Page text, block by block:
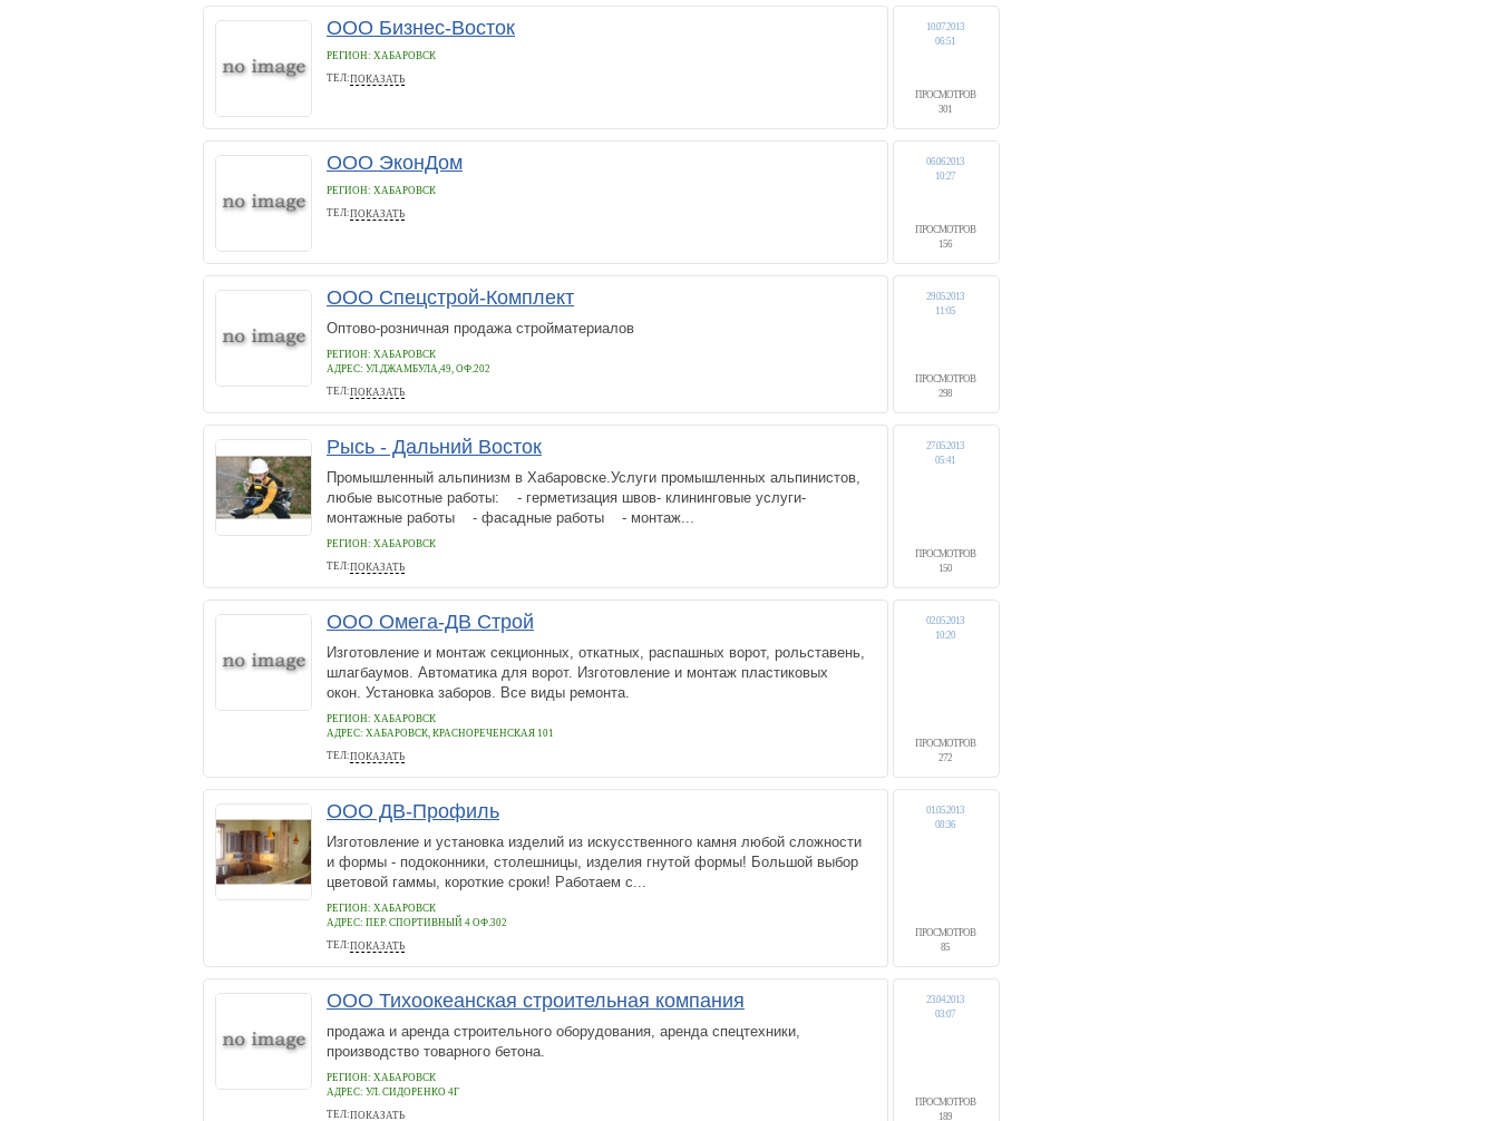
ООО Бизнес-Восток
РЕГИОН: ХАБАРОВСК
ТЕЛ:ПОКАЗАТЬ
646546465134
ПРОСМОТРОВ
301
10.07.2013
06:51
ООО ЭконДом
РЕГИОН: ХАБАРОВСК
ТЕЛ:ПОКАЗАТЬ
772511, 89142088783
ПРОСМОТРОВ
156
06.06.2013
10:27
ООО Спецстрой-Комплект
Оптово-розничная продажа стройматериалов
РЕГИОН: ХАБАРОВСК
АДРЕС: УЛ.ДЖАМБУЛА,49, ОФ.202
ТЕЛ:ПОКАЗАТЬ
+7(4212)76-70-47
ПРОСМОТРОВ
298
29.05.2013
11:05
Рысь - Дальний Восток
Промышленный альпинизм в Хабаровске.Услуги промышленных альпинистов,
любые высотные работы: - герметизация швов- клининговые услуги-
монтажные работы - фасадные работы - монтаж...
РЕГИОН: ХАБАРОВСК
ТЕЛ:ПОКАЗАТЬ
(4212) 94-48-18, 8-924-404-48-18
ПРОСМОТРОВ
150
27.05.2013
05:41
ООО Омега-ДВ Строй
Изготовление и монтаж секционных, откатных, распашных ворот, рольставень,
шлагбаумов. Автоматика для ворот. Изготовление и монтаж пластиковых
окон. Установка заборов. Все виды ремонта.
РЕГИОН: ХАБАРОВСК
АДРЕС: ХАБАРОВСК, КРАСНОРЕЧЕНСКАЯ 101
ТЕЛ:ПОКАЗАТЬ
692056
ПРОСМОТРОВ
272
02.05.2013
10:20
ООО ДВ-Профиль
Изготовление и установка изделий из искусственного камня любой сложности
и формы - подоконники, столешницы, изделия гнутой формы! Большой выбор
цветовой гаммы, короткие сроки! Работаем с...
РЕГИОН: ХАБАРОВСК
АДРЕС: ПЕР. СПОРТИВНЫЙ 4 ОФ.302
ТЕЛ:ПОКАЗАТЬ
89145455557
ПРОСМОТРОВ
85
01.05.2013
08:36
ООО Тихоокеанская строительная компания
продажа и аренда строительного оборудования, аренда спецтехники,
производство товарного бетона.
РЕГИОН: ХАБАРОВСК
АДРЕС: УЛ. СИДОРЕНКО 4Г
ТЕЛ:ПОКАЗАТЬ
400044
ПРОСМОТРОВ
189
23.04.2013
03:07